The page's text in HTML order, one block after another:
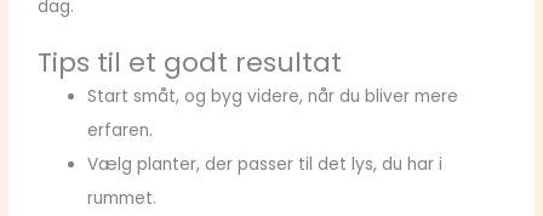
dag.
Tips til et godt resultat
Start småt, og byg videre, når du bliver mere
erfaren.
Vælg planter, der passer til det lys, du har i
rummet.